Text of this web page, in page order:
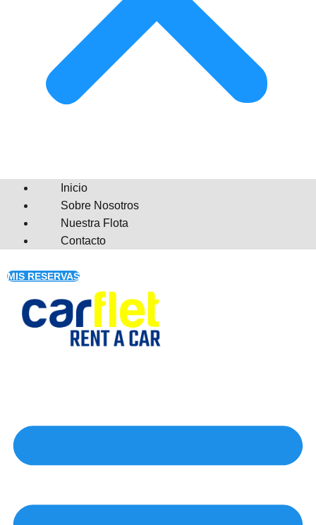
Inicio
Sobre Nosotros
Nuestra Flota
Contacto
MIS RESERVAS